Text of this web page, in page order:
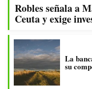
Robles señala a
Ceuta y exige
La
su